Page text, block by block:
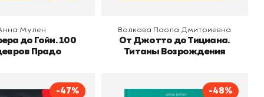
Мулен
до Гойи. 100
Прадо
Волкова Паола Дмитриевна
От Джотто до Тициана.
Титаны Возрождения
-47% -48%